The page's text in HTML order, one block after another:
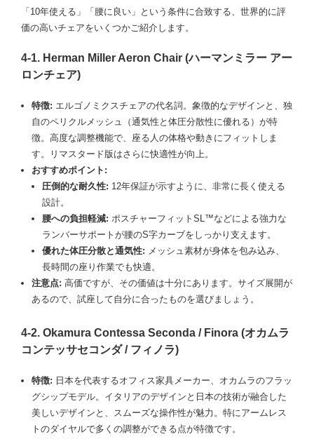
「10年使える」「腰に良い」という条件に合致する、世界的に評
価の高いチェアをいくつかご紹介します。
4-1. Herman Miller Aeron Chair (ハーマンミラー アー
ロンチェア)
特徴: エルゴノミクスチェアの代名詞。象徴的なデザインと、独
自のペリクルメッシュ（通気性と体圧分散性に優れる）が特
徴。高度な調整機能で、座る人の体格や動きにフィットしま
す。リマスタード版はさらに快適性が向上。
おすすめポイント:
圧倒的な耐久性: 12年保証が示すように、非常に長く使える
設計。
腰への負担軽減: ポスチャーフィットSL™などによる強力な
ランバーサポートが腰のS字カーブをしっかり支えます。
優れた体圧分散と通気性: メッシュ素材が身体を包み込み、
長時間の座り作業でも快適。
注意点: 高価ですが、その価値は十分にあります。サイズ展開が
あるので、試座して自分に合ったものを選びましょう。
4-2. Okamura Contessa Seconda / Finora (オカムラ
コンテッサセコンダ / フィノラ)
特徴: 日本を代表するオフィス家具メーカー、オカムラのフラッ
グシップモデル。イタリアのデザインと日本の技術が融合した
美しいデザインと、スムーズな操作性が魅力。特にアームレス
トのダイヤルで多くの調整ができる点が特徴です。